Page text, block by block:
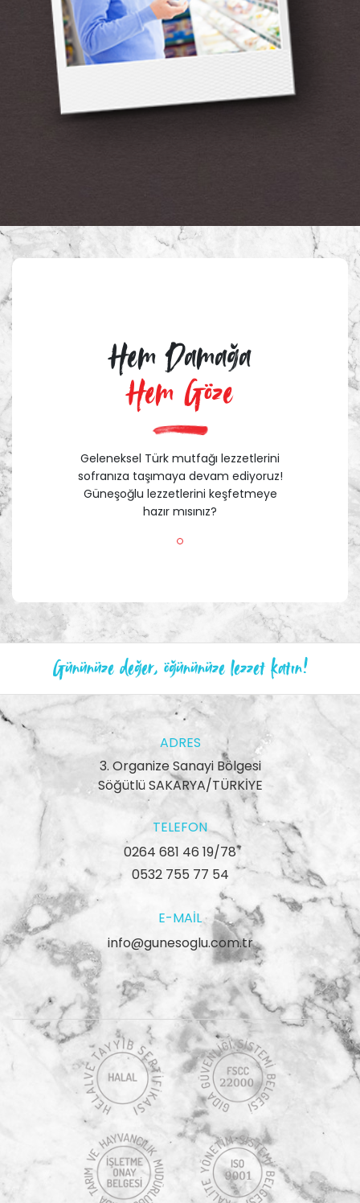
Hem Damağa
Hem Göze
Geleneksel Türk mutfağı lezzetlerini
sofranıza taşımaya devam ediyoruz!
Güneşoğlu lezzetlerini keşfetmeye
hazır mısınız?
Gününüze değer, öğününüze lezzet katın!
ADRES
3. Organize Sanayi Bölgesi
Söğütlü SAKARYA/TÜRKİYE
TELEFON
0264 681 46 19/78
0532 755 77 54
E-MAIL
info@gunesoglu.com.tr